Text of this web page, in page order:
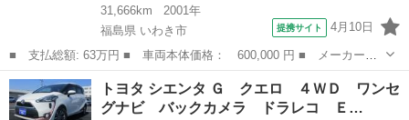
31,666km
2001年
福島県 いわき市
提携サイト 4月10日
■ 支払総額: 63万円 ■ 車両本体価格： 600,000 円 ■ メーカー
名： トヨタ ■ 車種名： シエンタ ■ グレード名： ＤＩＣＥ－
Ｇ 両側スライド・片側電動 キーレスエントリー 電動格納ミラ
ー ３列シート Ｃ...
福島 いわき市 シエンタ
トヨタ シエンタ Ｇ クエロ ４ＷＤ ワンセ
グナビ バックカメラ ドラレコ Ｅ…